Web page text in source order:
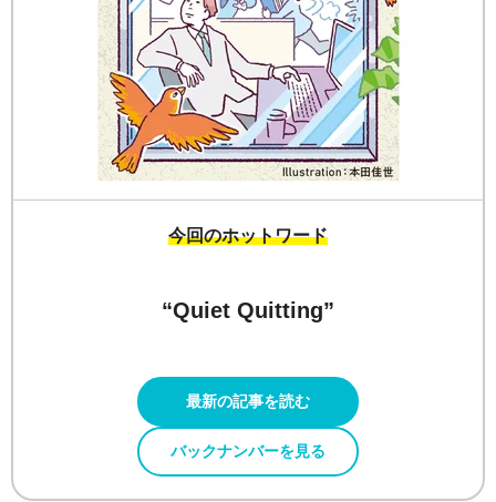
今回のホットワード
“Quiet Quitting”
最新の記事を読む
バックナンバーを見る